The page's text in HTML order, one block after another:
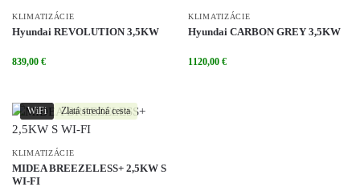
KLIMATIZÁCIE
Hyundai REVOLUTION 3,5KW
839,00 €
KLIMATIZÁCIE
Hyundai CARBON GREY 3,5KW
1120,00 €
WiFi Zlatá stredná cesta
KLIMATIZÁCIE
MIDEA BREEZELESS+ 2,5KW S
WI-FI